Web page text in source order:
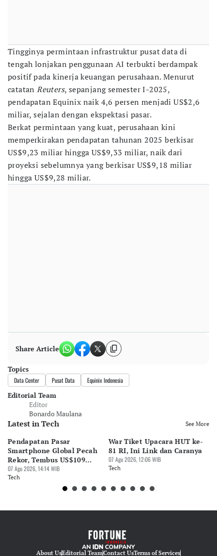
Tingginya permintaan infrastruktur pusat data di
tengah lonjakan penggunaan AI terbukti berdampak
positif pada kinerja keuangan perusahaan. Menurut
catatanReuters, sepanjang semester I-2025,
pendapatan Equinix naik 4,6 persen menjadi US$2,6
miliar, sejalan dengan ekspektasi pasar.
Berkat permintaan yang kuat, perusahaan kini
memperkirakan pendapatan tahunan 2025 berkisar
US$9,23 miliar hingga US$9,33 miliar, naik dari
proyeksi sebelumnya yang berkisar US$9,18 miliar
hingga US$9,28 miliar.
Share Article
Topics
Data Center Pusat Data Equinix Indonesia
Editorial Team
Editor
Bonardo Maulana
Latest in Tech See More
Pendapatan Pasar
Smartphone Global Pecah
Rekor, Tembus US$109
Miliar
07 Agu 2026, 14:14 WIB
Tech
War Tiket Upacara HUT ke-
81 RI, Ini Link dan Caranya
07 Agu 2026, 12:06 WIB
Tech
About UsEditorial TeamContact UsTerms of Services